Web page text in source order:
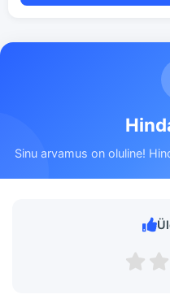
Sinu arvamus on oluline!